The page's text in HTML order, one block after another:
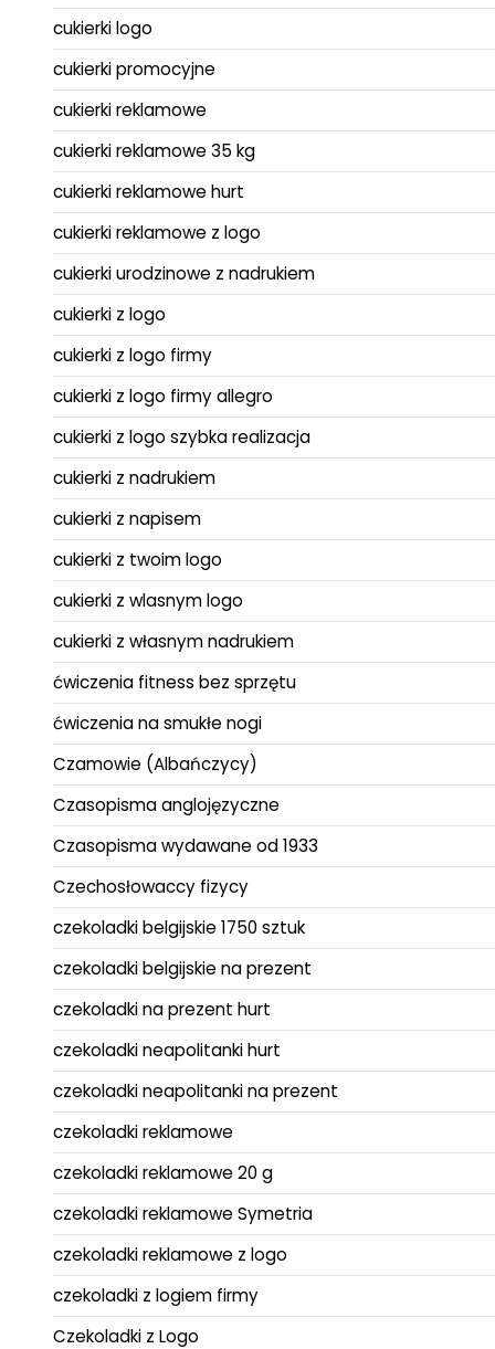
cukierki logo
cukierki promocyjne
cukierki reklamowe
cukierki reklamowe 35 kg
cukierki reklamowe hurt
cukierki reklamowe z logo
cukierki urodzinowe z nadrukiem
cukierki z logo
cukierki z logo firmy
cukierki z logo firmy allegro
cukierki z logo szybka realizacja
cukierki z nadrukiem
cukierki z napisem
cukierki z twoim logo
cukierki z wlasnym logo
cukierki z własnym nadrukiem
ćwiczenia fitness bez sprzętu
ćwiczenia na smukłe nogi
Czamowie (Albańczycy)
Czasopisma anglojęzyczne
Czasopisma wydawane od 1933
Czechosłowaccy fizycy
czekoladki belgijskie 1750 sztuk
czekoladki belgijskie na prezent
czekoladki na prezent hurt
czekoladki neapolitanki hurt
czekoladki neapolitanki na prezent
czekoladki reklamowe
czekoladki reklamowe 20 g
czekoladki reklamowe Symetria
czekoladki reklamowe z logo
czekoladki z logiem firmy
Czekoladki z Logo